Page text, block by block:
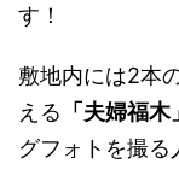
す！
敷地内には2本
える 「夫婦福木」
グフォトを撮る